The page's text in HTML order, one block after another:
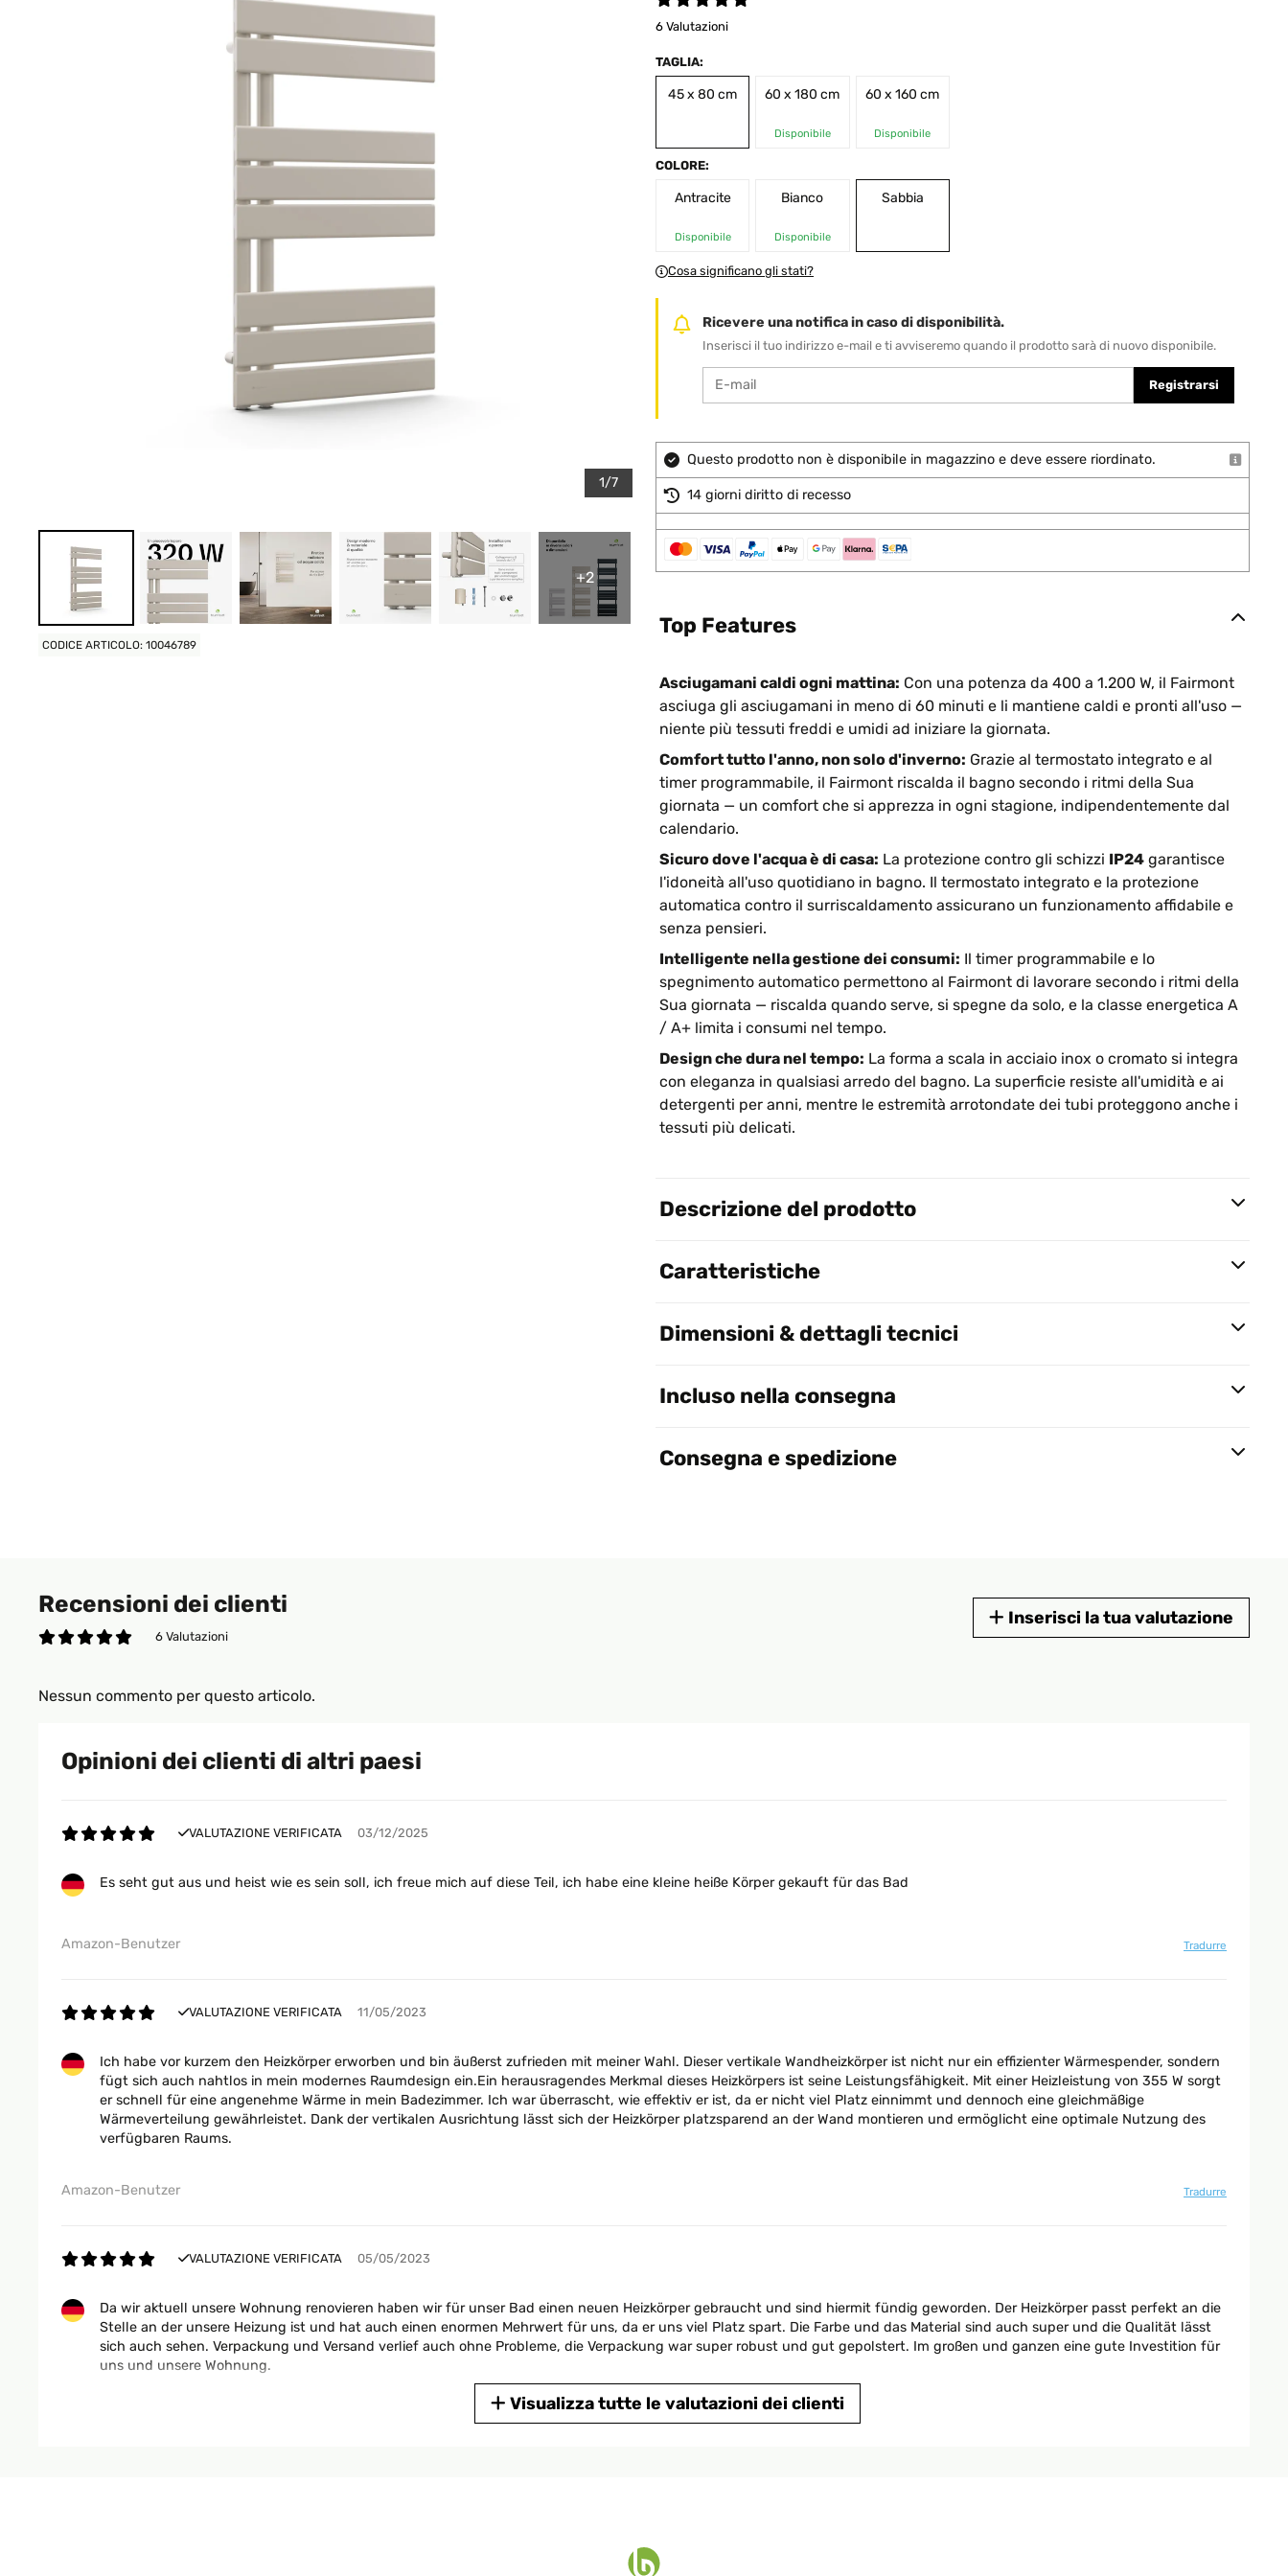
1/7
+2
CODICE ARTICOLO: 10046789
6 Valutazioni
TAGLIA:
45 x 80 cm 60 x 180 cm
Disponibile
60 x 160 cm
Disponibile
COLORE:
Antracite
Disponibile
Bianco
Disponibile
Sabbia
Cosa significano gli stati?
Ricevere una notifica in caso di disponibilità.
Inserisci il tuo indirizzo e-mail e ti avviseremo quando il prodotto sarà di nuovo disponibile.
Registrarsi
Questo prodotto non è disponibile in magazzino e deve essere riordinato.
14 giorni diritto di recesso
Top Features
Asciugamani caldi ogni mattina: Con una potenza da 400 a 1.200 W, il Fairmont
asciuga gli asciugamani in meno di 60 minuti e li mantiene caldi e pronti all'uso —
niente più tessuti freddi e umidi ad iniziare la giornata.
Comfort tutto l'anno, non solo d'inverno: Grazie al termostato integrato e al
timer programmabile, il Fairmont riscalda il bagno secondo i ritmi della Sua
giornata — un comfort che si apprezza in ogni stagione, indipendentemente dal
calendario.
Sicuro dove l'acqua è di casa: La protezione contro gli schizzi IP24 garantisce
l'idoneità all'uso quotidiano in bagno. Il termostato integrato e la protezione
automatica contro il surriscaldamento assicurano un funzionamento affidabile e
senza pensieri.
Intelligente nella gestione dei consumi: Il timer programmabile e lo
spegnimento automatico permettono al Fairmont di lavorare secondo i ritmi della
Sua giornata — riscalda quando serve, si spegne da solo, e la classe energetica A
/ A+ limita i consumi nel tempo.
Design che dura nel tempo: La forma a scala in acciaio inox o cromato si integra
con eleganza in qualsiasi arredo del bagno. La superficie resiste all'umidità e ai
detergenti per anni, mentre le estremità arrotondate dei tubi proteggono anche i
tessuti più delicati.
Descrizione del prodotto
Caratteristiche
Dimensioni & dettagli tecnici
Incluso nella consegna
Consegna e spedizione
Recensioni dei clienti
6 Valutazioni
Inserisci la tua valutazione
Nessun commento per questo articolo.
Opinioni dei clienti di altri paesi
VALUTAZIONE VERIFICATA 03/12/2025
Es seht gut aus und heist wie es sein soll, ich freue mich auf diese Teil, ich habe eine kleine heiße Körper gekauft für das Bad
Amazon-Benutzer Tradurre
VALUTAZIONE VERIFICATA 11/05/2023
Ich habe vor kurzem den Heizkörper erworben und bin äußerst zufrieden mit meiner Wahl. Dieser vertikale Wandheizkörper ist nicht nur ein effizienter Wärmespender, sondern
fügt sich auch nahtlos in mein modernes Raumdesign ein.Ein herausragendes Merkmal dieses Heizkörpers ist seine Leistungsfähigkeit. Mit einer Heizleistung von 355 W sorgt
er schnell für eine angenehme Wärme in mein Badezimmer. Ich war überrascht, wie effektiv er ist, da er nicht viel Platz einnimmt und dennoch eine gleichmäßige
Wärmeverteilung gewährleistet. Dank der vertikalen Ausrichtung lässt sich der Heizkörper platzsparend an der Wand montieren und ermöglicht eine optimale Nutzung des
verfügbaren Raums.
Amazon-Benutzer Tradurre
VALUTAZIONE VERIFICATA 05/05/2023
Da wir aktuell unsere Wohnung renovieren haben wir für unser Bad einen neuen Heizkörper gebraucht und sind hiermit fündig geworden. Der Heizkörper passt perfekt an die
Stelle an der unsere Heizung ist und hat auch einen enormen Mehrwert für uns, da er uns viel Platz spart. Die Farbe und das Material sind auch super und die Qualität lässt
sich auch sehen. Verpackung und Versand verlief auch ohne Probleme, die Verpackung war super robust und gut gepolstert. Im großen und ganzen eine gute Investition für
uns und unsere Wohnung.
befreundetet Fachmann hat auch super geklappt. Die Verarbeitung und Qualität hat auch einen guten Eindruck gemacht. Außerdem macht er einen schicken Eindruck im
Visualizza tutte le valutazioni dei clienti